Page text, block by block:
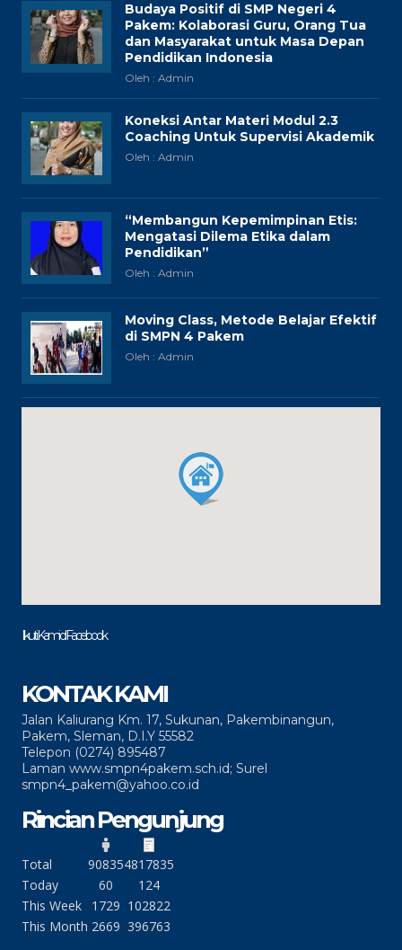
Budaya Positif di SMP Negeri 4
Pakem: Kolaborasi Guru, Orang Tua
dan Masyarakat untuk Masa Depan
Pendidikan Indonesia
Oleh : Admin
Koneksi Antar Materi Modul 2.3
Coaching Untuk Supervisi Akademik
Oleh : Admin
“Membangun Kepemimpinan Etis:
Mengatasi Dilema Etika dalam
Pendidikan”
Oleh : Admin
Moving Class, Metode Belajar Efektif
di SMPN 4 Pakem
Oleh : Admin
Ikuti Kami di Facebook
KONTAK KAMI
Jalan Kaliurang Km. 17, Sukunan, Pakembinangun,
Pakem, Sleman, D.I.Y 55582
Telepon (0274) 895487
Laman www.smpn4pakem.sch.id; Surel
smpn4_pakem@yahoo.co.id
Rincian Pengunjung
Total 908354817835
Today
60
124
This Week
1729 102822
This Month 2669 396763